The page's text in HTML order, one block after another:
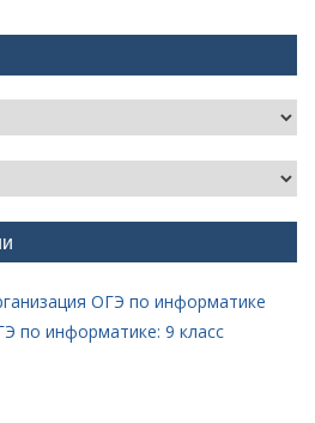
ОГЭ по информатике
по информатике: 9 класс